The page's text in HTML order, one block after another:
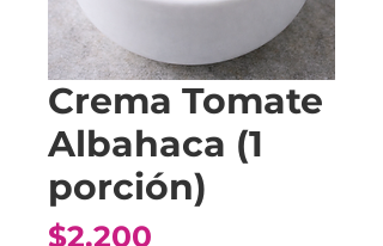
Crema Tomate
Albahaca (1
porción)
$2.200